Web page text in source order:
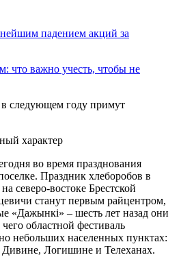
падением акций за
что важно учесть, чтобы не
характер
во время празднования
Праздник хлеборобов в
северо-востоке Брестской
станут первым райцентром,
«Дажынкі» – шесть лет назад они
областной фестиваль
небольших населенных пунктах:
Логишине и Телеханах.